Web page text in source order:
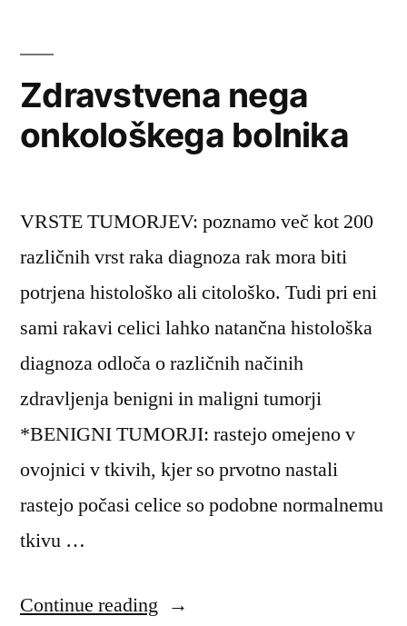
Zdravstvena nega
onkološkega bolnika
VRSTE TUMORJEV: poznamo več kot 200
različnih vrst raka diagnoza rak mora biti
potrjena histološko ali citološko. Tudi pri eni
sami rakavi celici lahko natančna histološka
diagnoza odloča o različnih načinih
zdravljenja benigni in maligni tumorji
*BENIGNI TUMORJI: rastejo omejeno v
ovojnici v tkivih, kjer so prvotno nastali
rastejo počasi celice so podobne normalnemu
tkivu …
Continue reading “Zdravstvena